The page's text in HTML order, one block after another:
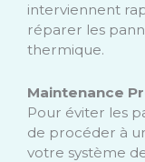
interviennent
réparer les
thermique.
Maintenance
Pour éviter les
de procéder à
votre système